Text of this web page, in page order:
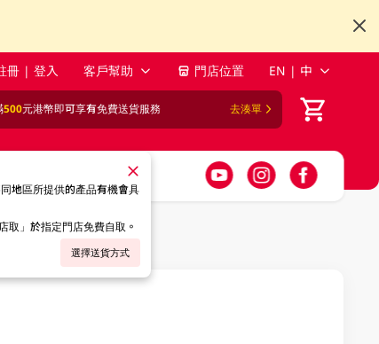
冊 | 登入 客戶幫助 門店位置 EN | 中
500元港幣即可享有免費送貨服務 去湊單
地區所提供的產品有機會具
取」於指定門店免費自取。
選擇送貨方式